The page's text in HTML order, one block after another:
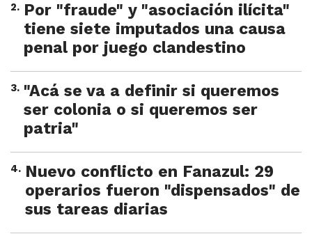
2. Por "fraude" y "asociación ilícita"
tiene siete imputados una causa
penal por juego clandestino
3. "Acá se va a definir si queremos
ser colonia o si queremos ser
patria"
4. Nuevo conflicto en Fanazul: 29
operarios fueron "dispensados" de
sus tareas diarias